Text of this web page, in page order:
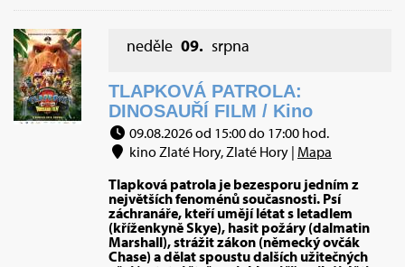
neděle 09. srpna
TLAPKOVÁ PATROLA:
DINOSAUŘÍ FILM / Kino
09.08.2026 od 15:00 do 17:00 hod.
kino Zlaté Hory, Zlaté Hory | Mapa
Tlapková patrola je bezesporu jedním z
největších fenoménů současnosti. Psí
záchranáře, kteří umějí létat s letadlem
(kříženkyně Skye), hasit požáry (dalmatin
Marshall), strážit zákon (německý ovčák
Chase) a dělat spoustu dalších užitečných